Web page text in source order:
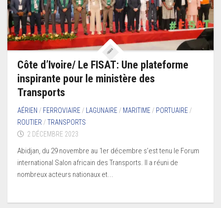
Côte d’Ivoire/ Le FISAT: Une plateforme
inspirante pour le ministère des
Transports
AÉRIEN / FERROVIAIRE / LAGUNAIRE / MARITIME / PORTUAIRE /
ROUTIER /TRANSPORTS
2 DÉCEMBRE 2023
Abidjan, du 29 novembre au 1er décembre s’est tenu le Forum
international Salon africain des Transports. Il a réuni de
nombreux acteurs nationaux et...